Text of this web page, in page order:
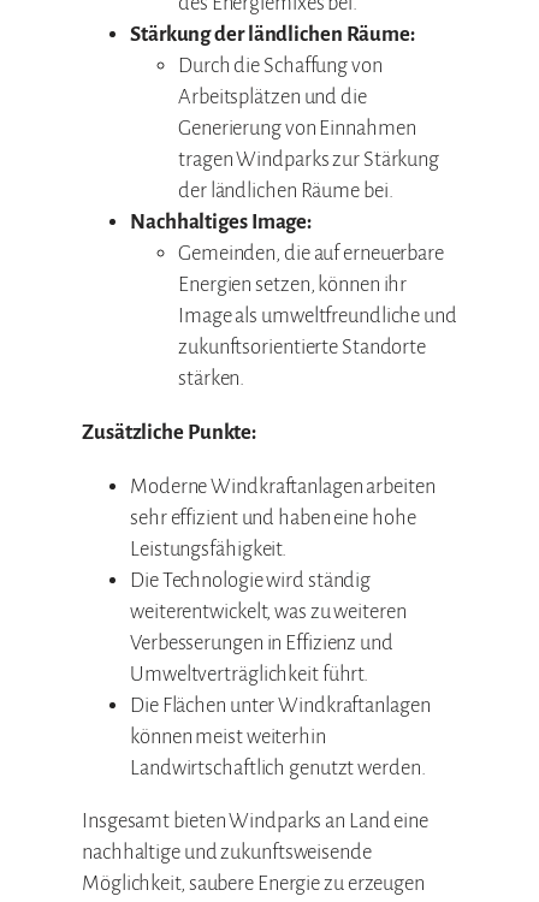
Stärkung der ländlichen Räume:
Durch die Schaffung von
Arbeitsplätzen und die
Generierung von Einnahmen
tragen Windparks zur Stärkung
der ländlichen Räume bei.
Nachhaltiges Image:
Gemeinden, die auf erneuerbare
Energien setzen, können ihr
Image als umweltfreundliche und
zukunftsorientierte Standorte
stärken.
Zusätzliche Punkte:
Moderne Windkraftanlagen arbeiten
sehr effizient und haben eine hohe
Leistungsfähigkeit.
Die Technologie wird ständig
weiterentwickelt, was zu weiteren
Verbesserungen in Effizienz und
Umweltverträglichkeit führt.
Die Flächen unter Windkraftanlagen
können meist weiterhin
Landwirtschaftlich genutzt werden.
Insgesamt bieten Windparks an Land eine
nachhaltige und zukunftsweisende
Möglichkeit, saubere Energie zu erzeugen